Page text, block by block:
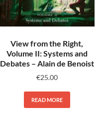
View from the Right,
Volume II: Systems and
Debates – Alain de Benoist
€25.00
READ MORE